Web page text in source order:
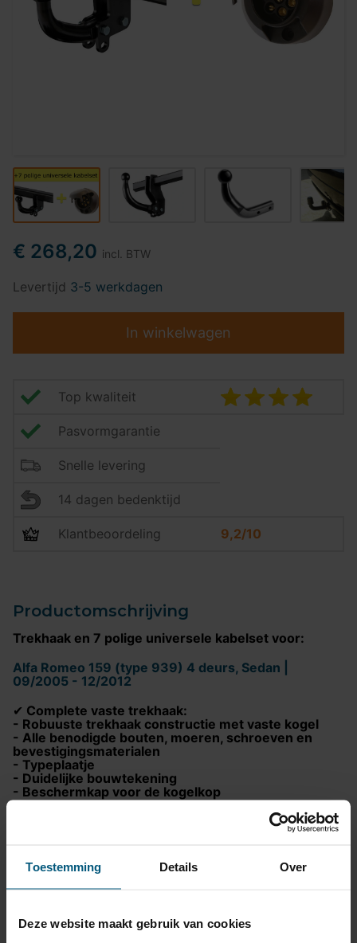
Toestemming Details Over
Deze website maakt gebruik van cookies
€ 268,20 incl. BTW
Levertijd 3-5 werkdagen
In winkelwagen
Top kwaliteit
Pasvormgarantie
Snelle levering
14 dagen bedenktijd
Klantbeoordeling 9,2/10
Productomschrijving
Trekhaak en 7 polige universele kabelset voor:
Alfa Romeo 159 (type 939) 4 deurs, Sedan |
09/2005 - 12/2012
✔ Complete vaste trekhaak:
- Robuuste trekhaak constructie met vaste kogel
- Alle benodigde bouten, moeren, schroeven en
bevestigingsmaterialen
- Typeplaatje
- Duidelijke bouwtekening
- Beschermkap voor de kogelkop
montage
- Volledige bekabeling
- Geïntegreerde trailer module voor storingsvrije
- Zweefzekering ter bescherming van de trailer
module